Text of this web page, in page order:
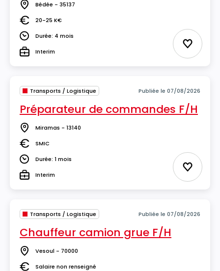
Lieu Bédée - 35137
Salaire20-25 K€
DuréeDurée: 4 mois
TypeInterim Ajouter
Transports / Logistique Publiée le 07/08/2026
Préparateur de commandes F/H
Lieu Miramas - 13140
Salaire
SMIC
DuréeDurée: 1 mois
TypeInterim Ajouter
Transports / Logistique Publiée le 07/08/2026
Chauffeur camion grue F/H
Lieu Vesoul - 70000
Salaire non renseigné